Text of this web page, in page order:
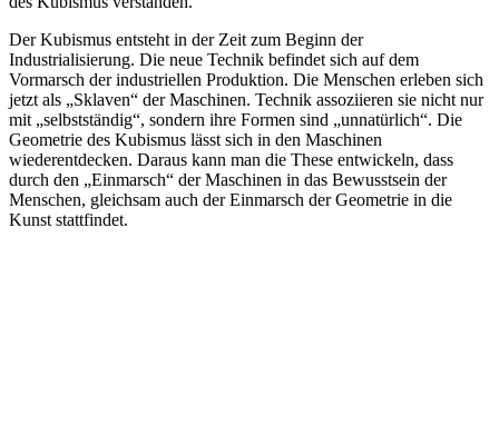
Der Kubismus entsteht in der Zeit zum Beginn der
Industrialisierung. Die neue Technik befindet sich auf dem
Vormarsch der industriellen Produktion. Die Menschen erleben sich
jetzt als „Sklaven“ der Maschinen. Technik assoziieren sie nicht nur
mit „selbstständig“, sondern ihre Formen sind „unnatürlich“. Die
Geometrie des Kubismus lässt sich in den Maschinen
wiederentdecken. Daraus kann man die These entwickeln, dass
durch den „Einmarsch“ der Maschinen in das Bewusstsein der
Menschen, gleichsam auch der Einmarsch der Geometrie in die
Kunst stattfindet.